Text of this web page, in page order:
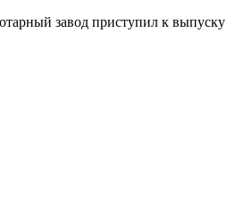
завод приступил к выпуску